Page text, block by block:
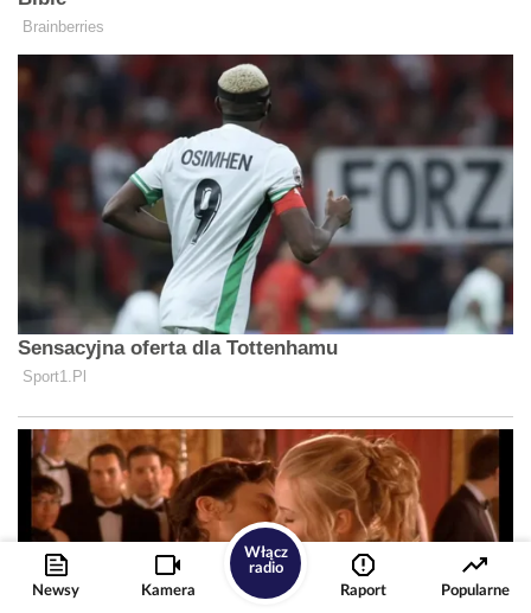
Newsy Kamera
Włącz
radio
Raport
Popularne